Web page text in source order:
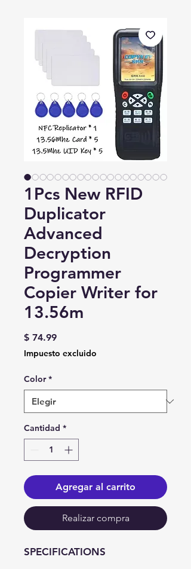
1Pcs New RFID
Duplicator
Advanced
Decryption
Programmer
Copier Writer for
13.56m
$ 74.99Precio
Impuesto excluido
Color *
Cantidad *
Agregar al carrito
Realizar compra
SPECIFICATIONS